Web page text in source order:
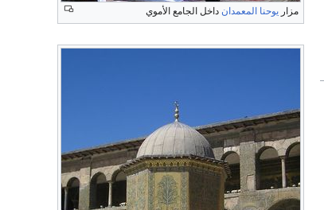
مزار يوحنا المعمدان داخل الجامع الأموي